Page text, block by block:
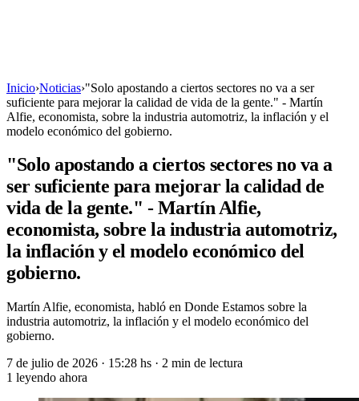
Inicio›Noticias›"Solo apostando a ciertos sectores no va a ser
suficiente para mejorar la calidad de vida de la gente." - Martín
Alfie, economista, sobre la industria automotriz, la inflación y el
modelo económico del gobierno.
"Solo apostando a ciertos sectores no va a
ser suficiente para mejorar la calidad de
vida de la gente." - Martín Alfie,
economista, sobre la industria automotriz,
la inflación y el modelo económico del
gobierno.
Martín Alfie, economista, habló en Donde Estamos sobre la
industria automotriz, la inflación y el modelo económico del
gobierno.
7 de julio de 2026 · 15:28 hs · 2 min de lectura
1 leyendo ahora